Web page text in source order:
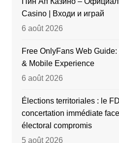
Casino | Входи и играй
6 août 2026
Free OnlyFans Web
& Mobile Experience
6 août 2026
Élections territoriales : le
concertation immédiate
électoral compromis
5 août 2026